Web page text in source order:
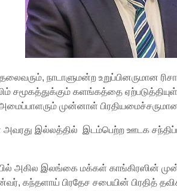
நாடாளுமன்ற உறுப்பினருமான
சமூகத்துக்கும் களங்கத்தை
முன்னாள்
இல்லத்தில் இடம்பெற்ற ஊடக
அகில இலங்கை மக்கள் காங்கிரஸின்
கந்தளாய் பிரதேச சபையின் பிரதித்